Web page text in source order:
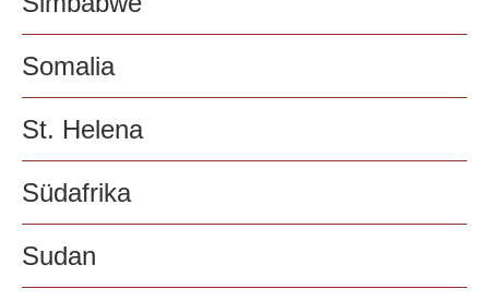
Somalia
St. Helena
Südafrika
Sudan